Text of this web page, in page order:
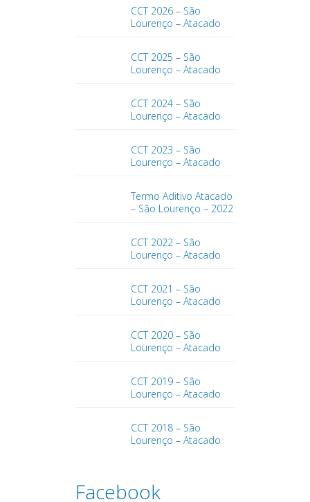
CCT 2026 – São
Lourenço – Atacado
CCT 2025 – São
Lourenço – Atacado
CCT 2024 – São
Lourenço – Atacado
CCT 2023 – São
Lourenço – Atacado
Termo Aditivo Atacado
– São Lourenço – 2022
CCT 2022 – São
Lourenço – Atacado
CCT 2021 – São
Lourenço – Atacado
CCT 2020 – São
Lourenço – Atacado
CCT 2019 – São
Lourenço – Atacado
CCT 2018 – São
Lourenço – Atacado
Facebook